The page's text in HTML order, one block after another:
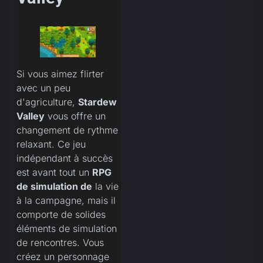
Si vous aimez flirter
avec un peu
d'agriculture,Stardew
Valley vous offre un
changement de rythme
relaxant. Ce jeu
indépendant à succès
est avant tout un RPG
de simulation de la vie
à la campagne, mais il
comporte de solides
éléments de simulation
de rencontres. Vous
créez un personnage